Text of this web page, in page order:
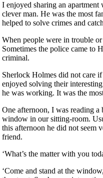
I enjoyed sharing an
clever man. He was the most
helped to solve crimes and
When people were in trouble
Sometimes the police came to
criminal.
Sherlock Holmes did not care
enjoyed solving their
he was working. It was the
One afternoon, I was reading
window in our sitting-room.
this afternoon he did not seem
friend.
‘What’s the matter with you
‘Come and stand at the